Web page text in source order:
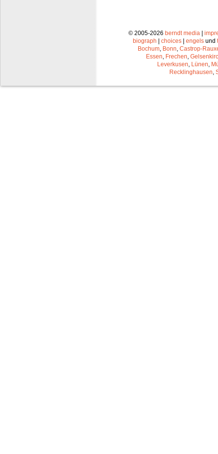
© 2005-2026 berndt media |
biograph | choices | engels und
Bochum Bonn Castrop-
Essen Frechen
Leverkusen Lünen
Recklinghausen